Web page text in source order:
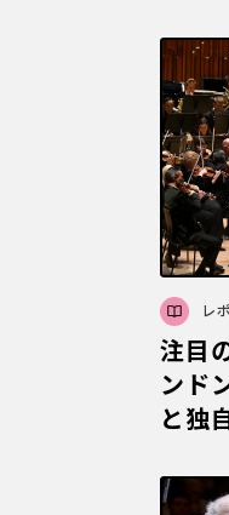
レ
注目
ンド
と独